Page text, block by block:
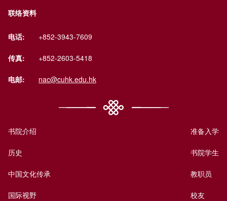
联络资料
电话: +852-3943-7609
传真: +852-2603-5418
电邮: nac@cuhk.edu.hk
书院介绍
历史
中国文化传承
国际视野
准备入学
书院学生
教职员
校友